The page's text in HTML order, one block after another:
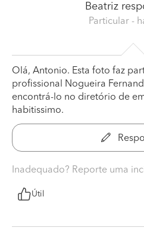
Beatriz
Particular -
Olá, Antonio. Esta foto faz
profissional Nogueira
encontrá-lo no diretório de
habitissimo.
Inadequado? Reporte uma
Útil